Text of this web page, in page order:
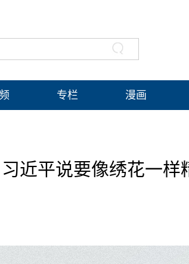
专栏 漫画
近平说要像绣花一样